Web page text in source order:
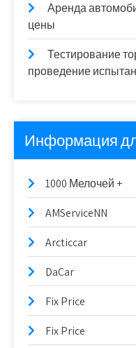
Аренда
цены
Тестирование
проведение
Информация
1000 Мелочей +
AMServiceNN
Arcticcar
DaCar
Fix Price
Fix Price